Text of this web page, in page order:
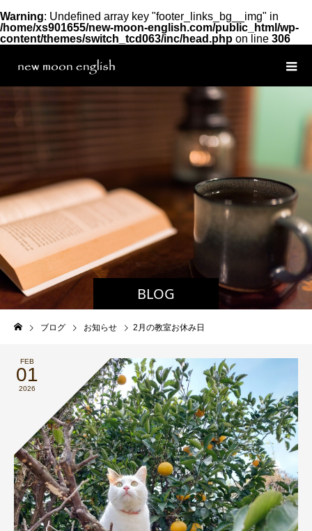
Warning: Undefined array key "footer_links_bg__img" in
/home/xs901655/new-moon-english.com/public_html/wp-
content/themes/switch_tcd063/inc/head.php on line 306
BLOG
ブログ お知らせ 2月の教室お休み日
FEB
01
2026